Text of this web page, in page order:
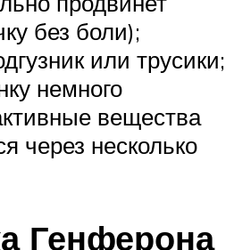
без боли);
или трусики;
немного
вещества
через несколько
Генферона